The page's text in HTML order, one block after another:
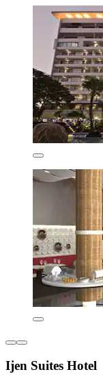
Ijen Suites Hotel